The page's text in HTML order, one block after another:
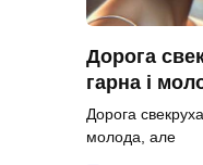
Дорога
гарна і
Дорога
молода, але